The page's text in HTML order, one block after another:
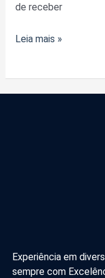
de receber
Leia mais »
Experiência em
sempre com